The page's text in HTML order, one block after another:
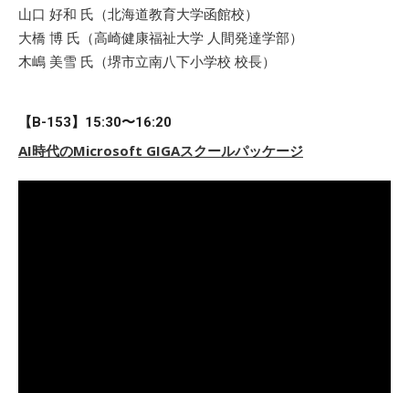
山口 好和 氏（北海道教育大学函館校）
大橋 博 氏（高崎健康福祉大学 人間発達学部）
木嶋 美雪 氏（堺市立南八下小学校 校長）
【B-153】15:30〜16:20
AI時代のMicrosoft GIGAスクールパッケージ